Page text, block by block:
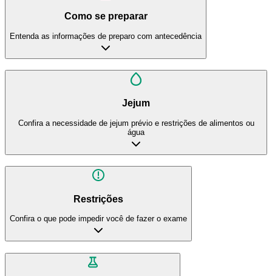
Como se preparar
Entenda as informações de preparo com antecedência
Jejum
Confira a necessidade de jejum prévio e restrições de alimentos ou
água
Restrições
Confira o que pode impedir você de fazer o exame